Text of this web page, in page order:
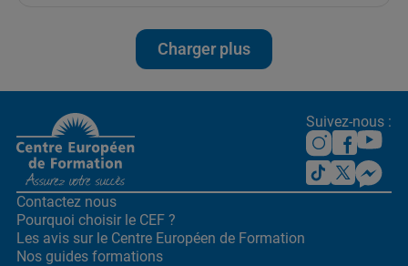
Charger plus
Suivez-nous :
Contactez nous
Pourquoi choisir le CEF ?
Les avis sur le Centre Européen de Formation
Nos guides formations